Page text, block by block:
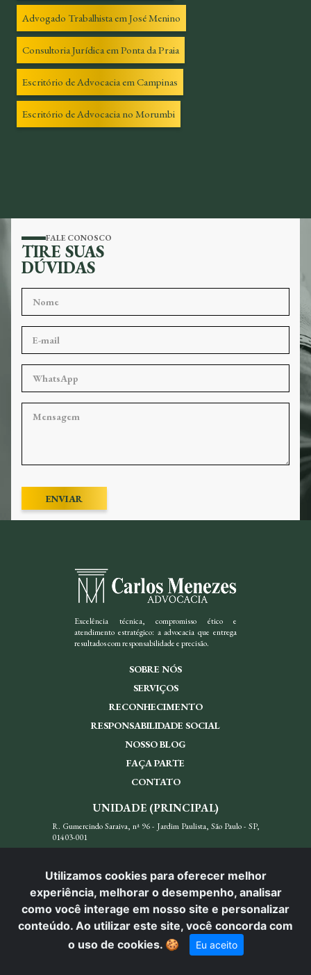
Advogado Trabalhista em José Menino
Consultoria Jurídica em Ponta da Praia
Escritório de Advocacia em Campinas
Escritório de Advocacia no Morumbi
FALE CONOSCO
TIRE SUAS
DÚVIDAS
ENVIAR
Utilizamos cookies para oferecer melhor
experiência, melhorar o desempenho, analisar
como você interage em nosso site e personalizar
conteúdo. Ao utilizar este site, você concorda com
o uso de cookies. 🍪 Eu aceito
Excelência técnica, compromisso ético e
atendimento estratégico: a advocacia que entrega
resultados com responsabilidade e precisão.
SOBRE NÓS
SERVIÇOS
RECONHECIMENTO
RESPONSABILIDADE SOCIAL
NOSSO BLOG
FAÇA PARTE
CONTATO
UNIDADE (PRINCIPAL)
R. Gumercindo Saraiva, nª 96 - Jardim Paulista, São Paulo - SP,
01403-001
REDES SOCIAIS